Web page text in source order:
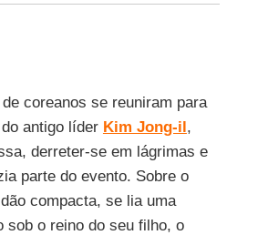
coreanos se reuniram para
antigo líder Kim Jong-il,
derreter-se em lágrimas e
parte do evento. Sobre o
compacta, se lia uma
sob o reino do seu filho, o